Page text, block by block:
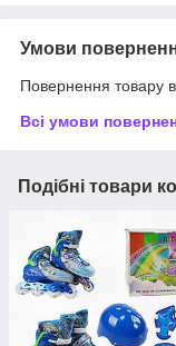
Умови
Повернення товару
Всі умови
Подібні товари